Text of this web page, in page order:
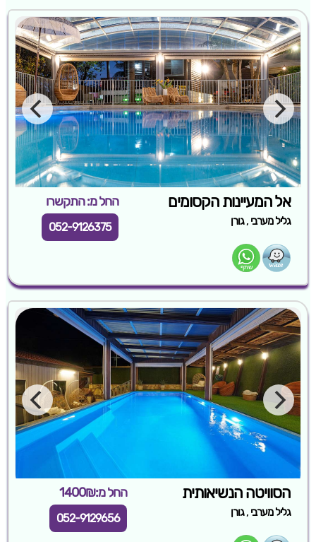
אל המעיינות הקסומים החל מ: התקשרו
גליל מערבי ,גורן 052-9126375
הסוויטה הנשיאותית החל מ:1400₪
גליל מערבי ,גורן 052-9129656